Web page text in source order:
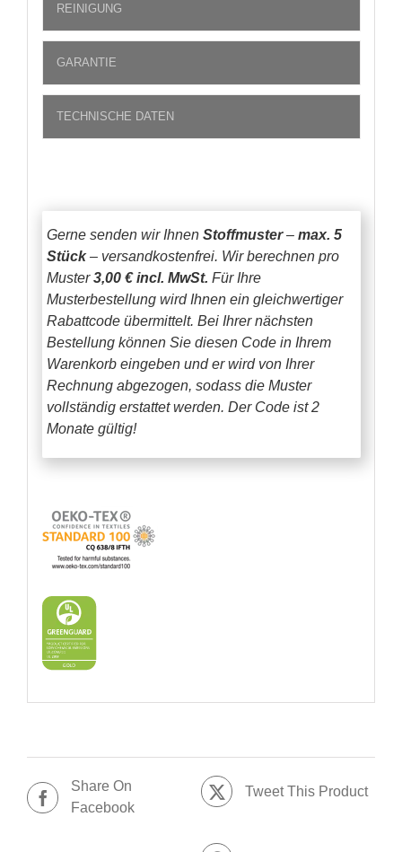
REINIGUNG
GARANTIE
TECHNISCHE DATEN
Gerne senden wir Ihnen Stoffmuster– max. 5
Stück– versandkostenfrei. Wir berechnen pro
Muster3,00 € incl. MwSt. Für Ihre
Musterbestellung wird Ihnen ein gleichwertiger
Rabattcode übermittelt. Bei Ihrer nächsten
Bestellung können Sie diesen Code in Ihrem
Warenkorb eingeben und er wird von Ihrer
Rechnung abgezogen, sodass die Muster
vollständig erstattet werden. Der Code ist 2
Monate gültig!
Share On
Facebook
Tweet This Product